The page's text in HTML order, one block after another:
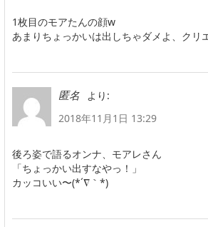
1枚目のモアたんの顔w
あまりちょっかいは出しちゃダメよ、クリ
匿名
より:
2018年11月1日 13:29
後ろ姿で語るオンナ、モアレさん
「ちょっかい出すなやっ！」
カッコいい〜(*´∇｀*)